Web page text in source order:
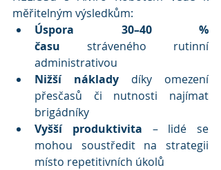
měřitelným výsledkům:
Úspora 30–40 %
času stráveného rutinní
administrativou
Nižší náklady díky omezení
přesčasů či nutnosti najímat
brigádníky
Vyšší produktivita – lidé se
mohou soustředit na strategii
místo repetitivních úkolů